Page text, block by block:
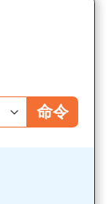
命令